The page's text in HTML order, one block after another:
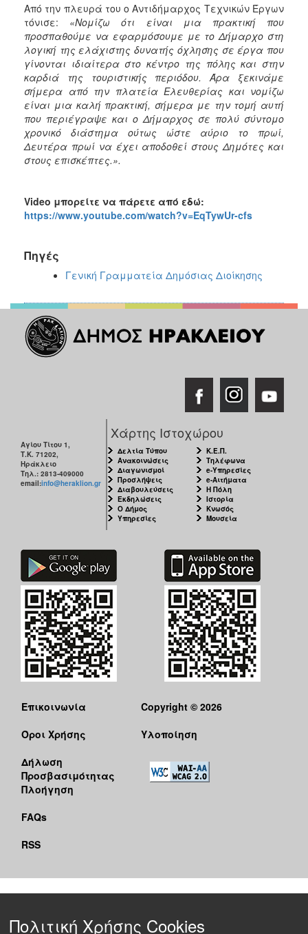
Από την πλευρά του ο Αντιδήμαρχoς Τεχνικών Έργων
τόνισε: «Νομίζω ότι είναι μια πρακτική που
προσπαθούμε να εφαρμόσουμε με το Δήμαρχο στη
λογική της ελάχιστης δυνατής όχλησης σε έργα που
γίνονται ιδιαίτερα στο κέντρο της πόλης και στην
καρδιά της τουριστικής περιόδου. Άρα ξεκινάμε
σήμερα από την πλατεία Ελευθερίας και νομίζω
είναι μια καλή πρακτική, σήμερα με την τομή αυτή
που περιέγραψε και ο Δήμαρχος σε πολύ σύντομο
χρονικό διάστημα ούτως ώστε αύριο το πρωί,
Δευτέρα πρωί να έχει αποδοθεί στους Δημότες και
στους επισκέπτες.».
Video μπορείτε να πάρετε από εδώ:
https://www.youtube.com/watch?v=EqTywUr-cfs
Πηγές
Γενική Γραμματεία Δημόσιας Διοίκησης
Αγίου Τίτου 1,
Τ.Κ. 71202,
Ηράκλειο
Τηλ.: 2813-409000
email:info@heraklion.gr
Χάρτης Ιστοχώρου
Δελτία Τύπου
Ανακοινώσεις
Διαγωνισμοί
Προσλήψεις
Διαβουλεύσεις
Εκδηλώσεις
Ο Δήμος
Υπηρεσίες
Κ.Ε.Π.
Τηλέφωνα
e-Υπηρεσίες
e-Αιτήματα
Η Πόλη
Ιστορία
Κνωσός
Μουσεία
Επικοινωνία
Όροι Χρήσης
Δήλωση
Προσβασιμότητας
Πλοήγηση
FAQs
RSS
Copyright © 2026
Υλοποίηση
Πολιτική Χρήσης Cookies